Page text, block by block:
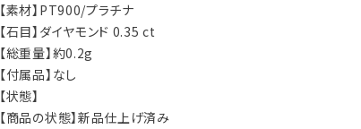
【素材】PT900/プラチナ
【石目】ダイヤモンド 0.35 ct
【総重量】約0.2g
【付属品】なし
【状態】
【商品の状態】新品仕上げ済み